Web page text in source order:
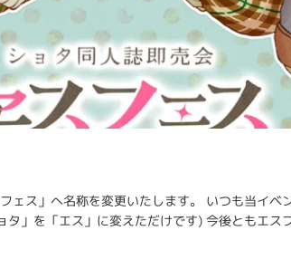
ス」へ名称を変更いたします。 いつも当イ
」を「エス」に変えただけです) 今後ともエ